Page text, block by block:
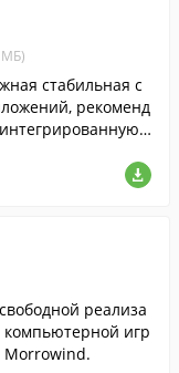
МБ)
стабильная с
рекоменд
с
реализа
компьютерной игр
Morrowind.